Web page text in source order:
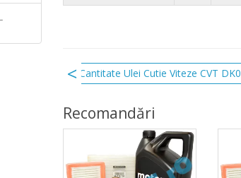
Cantitate Ulei Cutie Viteze CVT DK0
Recomandări